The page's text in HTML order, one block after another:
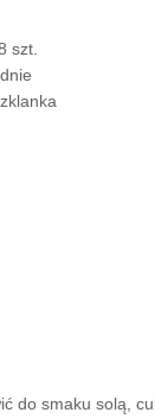
szt.
do smaku solą,